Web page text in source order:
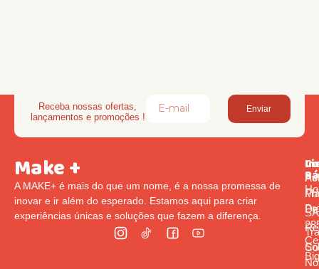
Receba nossas ofertas,
lançamentos e promoções !
Enviar
Make +
A MAKE+ é mais do que um nome, é a nossa promessa de
inovar e ir além do esperado. Estamos aqui para criar
experiências únicas e soluções que fazem a diferença.
Av